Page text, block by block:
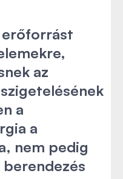
erőforrást
az
a
a
nem pedig